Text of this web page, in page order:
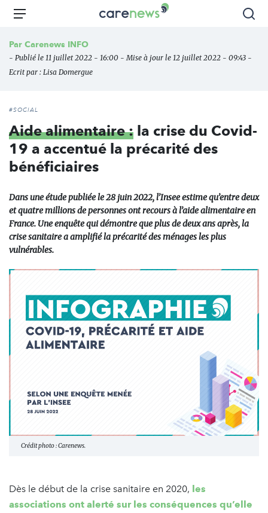
Aller
principal
Carenews,
des
Menu
Par Carenews INFO
- Publié le 11 juillet 2022 - 16:00 - Mise à jour le 12 juillet 2022 - 09:43 -
Ecrit par : Lisa Domergue
#SOCIAL
Aide alimentaire : la crise du Covid-
19 a accentué la précarité des
bénéficiaires
Dans une étude publiée le 28 juin 2022, l’Insee estime qu’entre deux
et quatre millions de personnes ont recours à l’aide alimentaire en
France. Une enquête qui démontre que plus de deux ans après, la
crise sanitaire a amplifié la précarité des ménages les plus
vulnérables.
Crédit photo : Carenews.
Dès le début de la crise sanitaire en 2020, les
associations ont alerté sur les conséquences qu’elle